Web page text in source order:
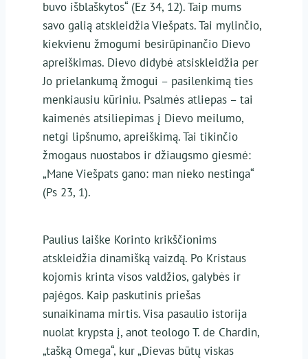
buvo išblaškytos“ (Ez 34, 12). Taip mums
savo galią atskleidžia Viešpats. Tai mylinčio,
kiekvienu žmogumi besirūpinančio Dievo
apreiškimas. Dievo didybė atsiskleidžia per
Jo prielankumą žmogui – pasilenkimą ties
menkiausiu kūriniu. Psalmės atliepas – tai
kaimenės atsiliepimas į Dievo meilumo,
netgi lipšnumo, apreiškimą. Tai tikinčio
žmogaus nuostabos ir džiaugsmo giesmė:
„Mane Viešpats gano: man nieko nestinga“
(Ps 23, 1).
Paulius laiške Korinto krikščionims
atskleidžia dinamišką vaizdą. Po Kristaus
kojomis krinta visos valdžios, galybės ir
pajėgos. Kaip paskutinis priešas
sunaikinama mirtis. Visa pasaulio istorija
nuolat krypsta į, anot teologo T. de Chardin,
„tašką Omega“, kur „Dievas būtų viskas